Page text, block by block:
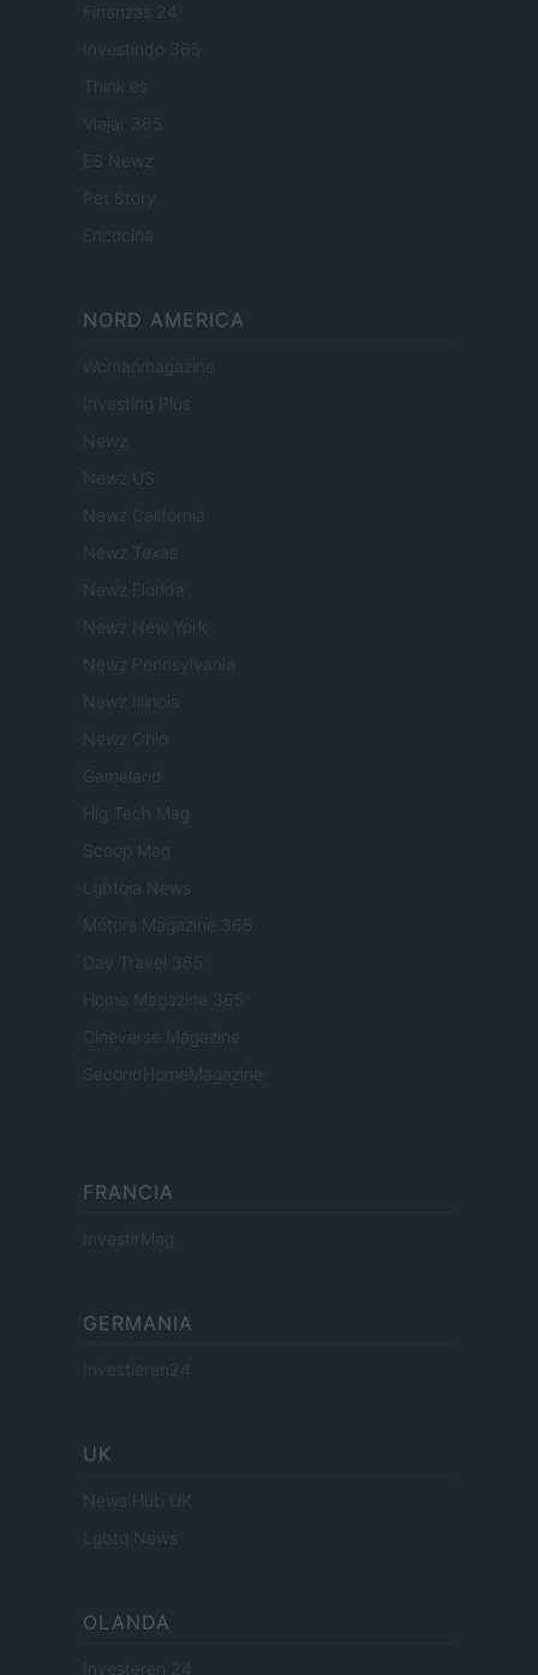
Finanzas 24
Investindo 365
Think.es
Viajar 365
ES Newz
Pet Story
Encocina
NORD AMERICA
Womanmagazine
Investing Plus
Newz
Newz US
Newz California
Newz Texas
Newz Florida
Newz New York
Newz Pennsylvania
Newz Illinois
Newz Ohio
Gameland
Hig Tech Mag
Scoop Mag
Lgbtqia News
Motors Magazine 365
Day Travel 365
Home Magazine 365
Cineverse Magazine
SecondHomeMagazine
FRANCIA
InvestirMag
GERMANIA
Investieren24
UK
News Hub UK
Lgbtq News
OLANDA
Investeren 24